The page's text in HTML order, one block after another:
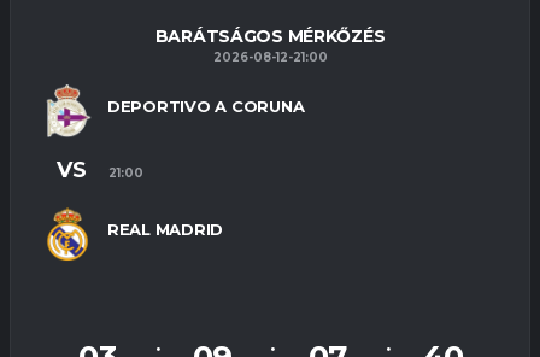
BARÁTSÁGOS MÉRKŐZÉS
2026-08-12-21:00
DEPORTIVO A CORUNA
REAL MADRID
VS 21:00